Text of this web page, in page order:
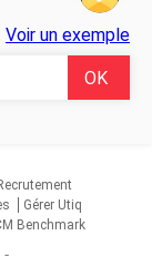
Voir un exemple
Gérer Utiq
Benchmark